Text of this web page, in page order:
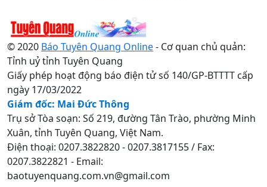
© 2020 Báo Tuyên Quang Online- Cơ quan chủ quản:
Tỉnh uỷ tỉnh Tuyên Quang
Giấy phép hoạt động báo điện tử số 140/GP-BTTTT cấp
ngày 17/03/2022
Giám đốc: Mai Đức Thông
Trụ sở Tòa soạn: Số 219, đường Tân Trào, phường Minh
Xuân, tỉnh Tuyên Quang, Việt Nam.
Điện thoại: 0207.3822820 - 0207.3817155 / Fax:
0207.3822821 - Email:
baotuyenquang.com.vn@gmail.com